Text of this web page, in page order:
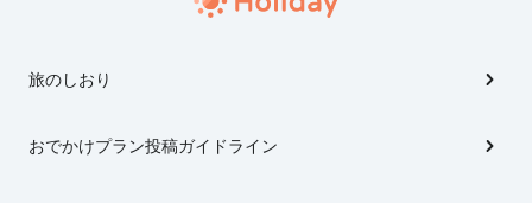
旅のしおり
おでかけプラン投稿ガイドライン